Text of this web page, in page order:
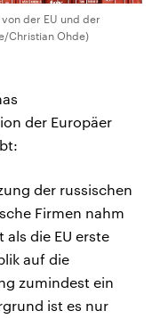
der EU und der
Christian Ohde)
der Europäer
der russischen
Firmen nahm
als die EU erste
auf die
zumindest ein
ist es nur